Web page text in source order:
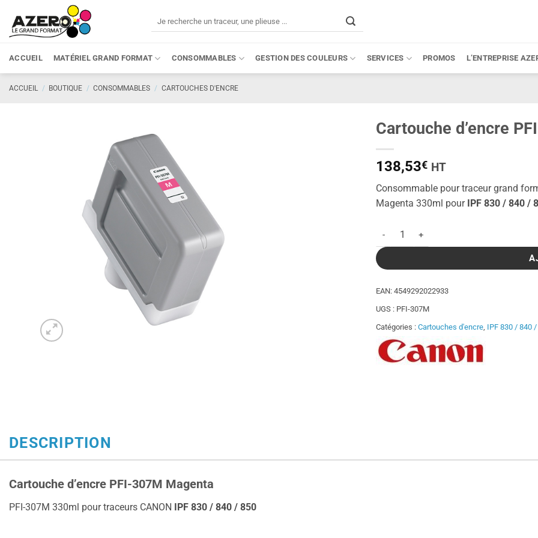
contenu
ACCUEIL MATÉRIEL GRAND FORMAT CONSOMMABLES GESTION DES COULEURS SERVICES PROMOS L’ENTREPRISE
ACCUEIL / BOUTIQUE / CONSOMMABLES / CARTOUCHES D'ENCRE
Cartouche d’encre
138,53€ HT
Consommable pour traceur grand
Magenta 330ml pour IPF 830 / 840 /
quantité de Cartouche d'encre PFI-307M
EAN:4549292022933
UGS : PFI-307M
Catégories :Cartouches d'encre IPF 830 / 840
DESCRIPTION
Cartouche d’encre PFI-307M Magenta
PFI-307M 330ml pour traceurs CANON IPF 830 / 840 / 850